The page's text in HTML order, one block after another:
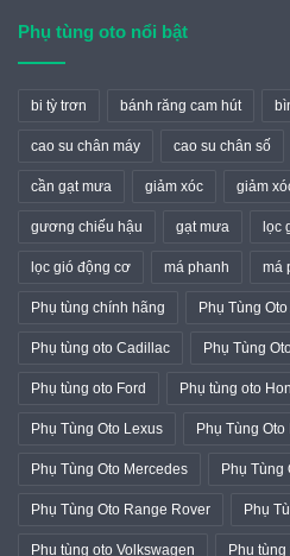
Phụ tùng oto nổi bật
bi tỳ trơn bánh răng cam hút
cao su chân máy cao su chân số
cần gạt mưa giảm xóc giảm
gương chiếu hậu gạt mưa lọc
lọc gió động cơ má phanh má
Phụ tùng chính hãng Phụ Tùng Oto
Phụ tùng oto Cadillac Phụ Tùng
Phụ tùng oto Ford Phụ tùng oto
Phụ Tùng Oto Lexus Phụ Tùng Oto
Phụ Tùng Oto Mercedes Phụ Tùng
Phụ Tùng Oto Range Rover Phụ
Phụ tùng oto Volkswagen Phụ